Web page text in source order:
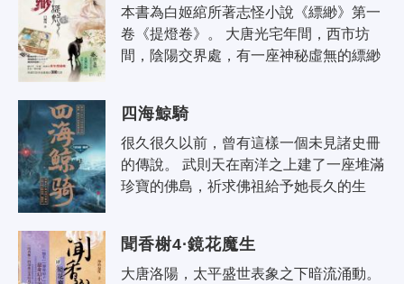
本書為白姬綰所著志怪小說《縹緲》第一
卷《提燈卷》。 大唐光宅年間，西市坊
間，陰陽交界處，有一座神秘虛無的縹緲
閣，..
四海鯨騎
很久很久以前，曾有這樣一個未見諸史冊
的傳說。 武則天在南洋之上建了一座堆滿
珍寶的佛島，祈求佛祖給予她長久的生
聞香榭4·鏡花魔生
大唐洛陽，太平盛世表象之下暗流涌動。